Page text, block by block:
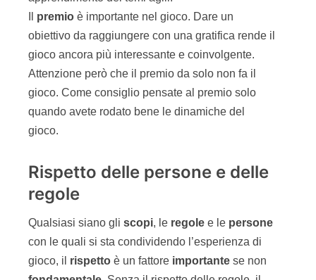
buona educazione e rispetto reciproco non sono
rispettate, il gioco diventa un evento spiacevole
che non si vuole ripetere.
Il gioco insegna quindi che per divertirsi bisogna
rispettarele regole accettandolesconfittee
imparandodaglierrori. Due aspetti molto
importanti nella vita.
Giochi per imparare
Agile
I bambini, fin da piccoli, imparano giocando. Ci
sono tantissimi giochi, anche per bambini ai primi
mesi di vita, che li aiutano a imparare a usare i